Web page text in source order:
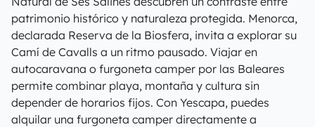
patrimonio histórico y naturaleza protegida. Menorca,
declarada Reserva de la Biosfera, invita a explorar su
Camí de Cavalls a un ritmo pausado. Viajar en
autocaravana o furgoneta camper por las Baleares
permite combinar playa, montaña y cultura sin
depender de horarios fijos. Con Yescapa, puedes
alquilar una furgoneta camper directamente a